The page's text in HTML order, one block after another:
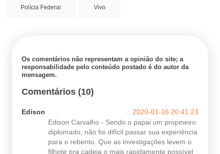
Polícia Federal Vivo
Os comentários não representam a opinião do site; a
responsabilidade pelo conteúdo postado é do autor da
mensagem.
Comentários (10)
Edison
2020-01-16 20:41:23
Edison Carvalho - Sendo o papai um propineiro
diplomado, não foi difícil passar sua experiência
para o rebento. Que as investigações levem o
filhote pra cadeia o mais rapidamente possível